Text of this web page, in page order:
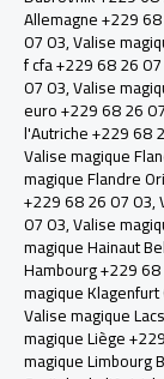
Allemagne +229
07 03,Valise
f cfa +229 68 26
07 03,Valise
euro +229 68 26
l'Autriche +229 68
Valise magique
magique Flandre
+229 68 26 07 03,
07 03,Valise
magique Hainaut
Hambourg +229
magique
Valise magique
magique Liège
magique Limbourg